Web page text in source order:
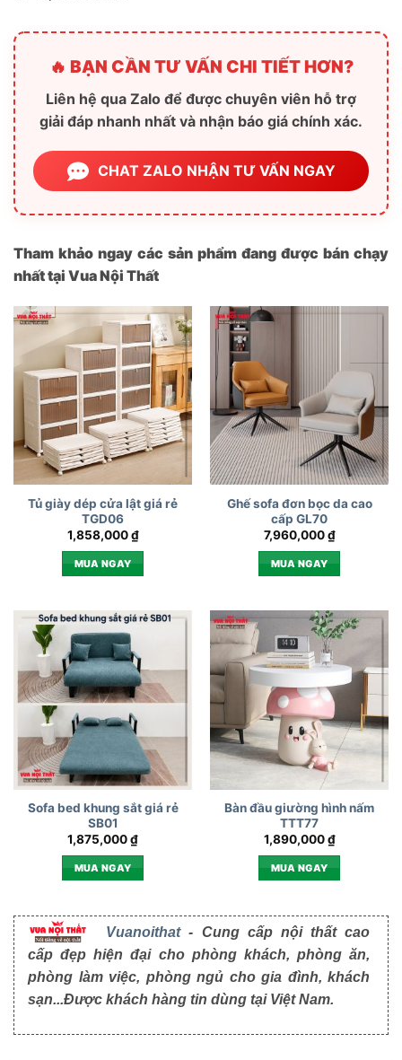
🔥 BẠN CẦN TƯ VẤN CHI TIẾT HƠN?
Liên hệ qua Zalo để được chuyên viên hỗ trợ
giải đáp nhanh nhất và nhận báo giá chính xác.
CHAT ZALO NHẬN TƯ VẤN NGAY
Tham khảo ngay các sản phẩm đang được bán chạy
nhất tại Vua Nội Thất
Tủ giày dép cửa lật giá rẻ
TGD06
1,858,000₫
MUA NGAY
Ghế sofa đơn bọc da cao
cấp GL70
7,960,000₫
MUA NGAY
Sofa bed khung sắt giá rẻ
SB01
1,875,000₫
MUA NGAY
Bàn đầu giường hình nấm
TTT77
1,890,000₫
MUA NGAY
Vuanoithat- Cung cấp nội thất cao
cấp đẹp hiện đại cho phòng khách, phòng ăn,
phòng làm việc, phòng ngủ cho gia đình, khách
sạn...Được khách hàng tin dùng tại Việt Nam.